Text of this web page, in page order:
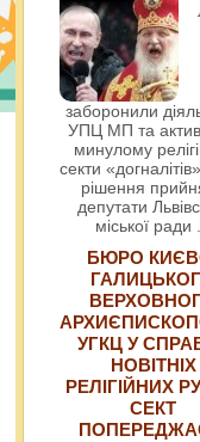
заборонили
УПЦ МП та
минулому
секти
рішення
депутати
міської ради
БЮРО
УГКЦ У
НОВІТНІХ
РЕЛІГІЙНИХ
СЕКТ